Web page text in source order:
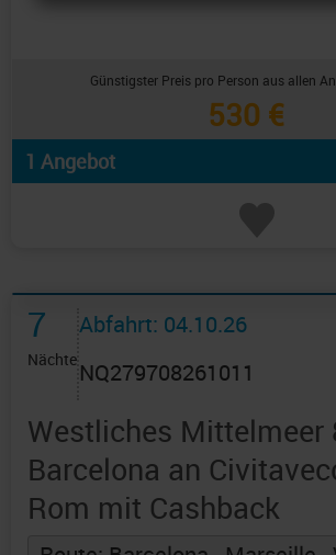
Günstigster Preis pro Person aus allen
530 €
1 Angebot
7
Nächte
Abfahrt: 04.10.26
NQ279708261011
Westliches Mittelmeer
Barcelona an
Rom mit Cashback